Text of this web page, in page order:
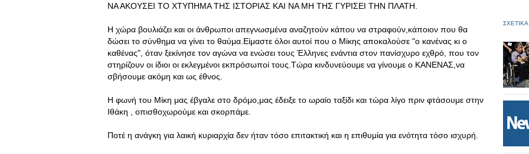
ΝΑ ΑΚΟΥΣΕΙ ΤΟ ΧΤΥΠΗΜΑ ΤΗΣ ΙΣΤΟΡΙΑΣ ΚΑΙ ΝΑ ΜΗ ΤΗΣ ΓΥΡΙΣΕΙ ΤΗΝ ΠΛΑΤΗ.
Η χώρα βουλιάζει και οι άνθρωποι απεγνωσμένα αναζητούν κάπου να στραφούν,κάποιον που θα
δώσει το σύνθημα να γίνει το θαύμα.Είμαστε όλοι αυτοί που ο Μίκης αποκαλούσε "ο κανένας κι ο
καθένας", όταν ξεκίνησε τον αγώνα να ενώσει τους Έλληνες ενάντια στον πανίσχυρο εχθρό, που τον
στηρίζουν οι ίδιοι οι εκλεγμένοι εκπρόσωποί τους.Τώρα κινδυνεύουμε να γίνουμε ο ΚΑΝΕΝΑΣ,να
σβήσουμε ακόμη και ως έθνος.
Η φωνή του Μίκη μας έβγαλε στο δρόμο,μας έδειξε το ωραίο ταξίδι και τώρα λίγο πριν φτάσουμε στην
Ιθάκη , οπισθοχωρούμε και σκορπάμε.
Ποτέ η ανάγκη για λαική κυριαρχία δεν ήταν τόσο επιτακτική και η επιθυμία για ενότητα τόσο ισχυρή.